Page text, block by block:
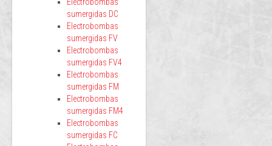
sumergidas DC
Electrobombas
sumergidas FV
Electrobombas
sumergidas FV4
Electrobombas
sumergidas FM
Electrobombas
sumergidas FM4
Electrobombas
sumergidas FC